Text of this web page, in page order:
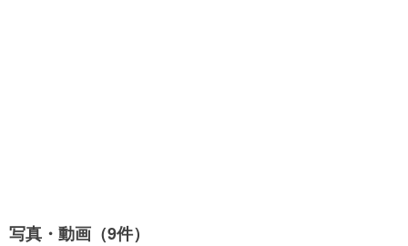
写真・動画（9件）